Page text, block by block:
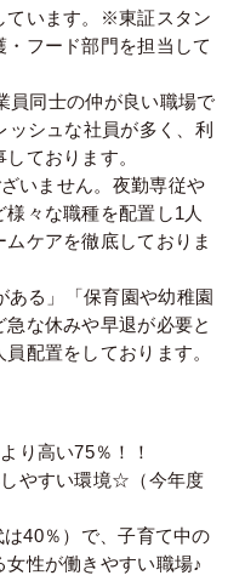
ています。※東証スタン
フード部門を担当して
員同士の仲が良い職場で
シュな社員が多く、利
ております。
いません。夜勤専従や
々な職種を配置し1人
ケアを徹底しておりま
る」「保育園や幼稚園
な休みや早退が必要と
配置をしております。
り高い75％！！
やすい環境☆（今年度
40％）で、子育て中の
性が働きやすい職場♪